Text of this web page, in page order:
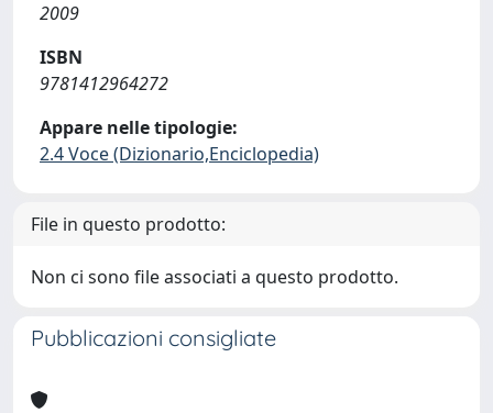
2009
ISBN
9781412964272
Appare nelle tipologie:
2.4 Voce (Dizionario,Enciclopedia)
File in questo prodotto:
Non ci sono file associati a questo prodotto.
Pubblicazioni consigliate